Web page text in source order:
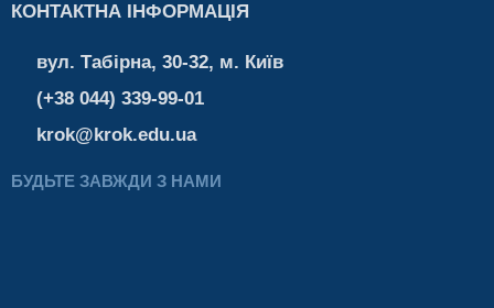
КОНТАКТНА ІНФОРМАЦІЯ
вул. Табірна, 30-32, м. Київ
(+38 044) 339-99-01
krok@krok.edu.ua
БУДЬТЕ ЗАВЖДИ З НАМИ